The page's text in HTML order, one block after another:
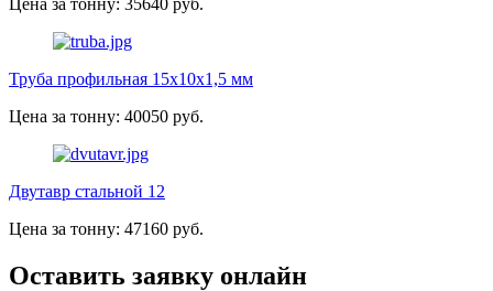
Труба профильная 15х10х1,5 мм
Цена за тонну: 40050 руб.
Двутавр стальной 12
Цена за тонну: 47160 руб.
Оставить заявку онлайн